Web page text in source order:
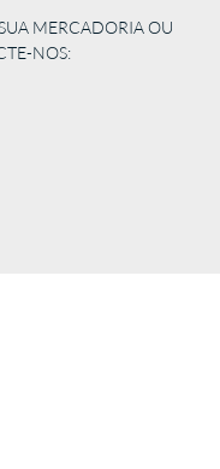
MERCADORIA OU
NOS: